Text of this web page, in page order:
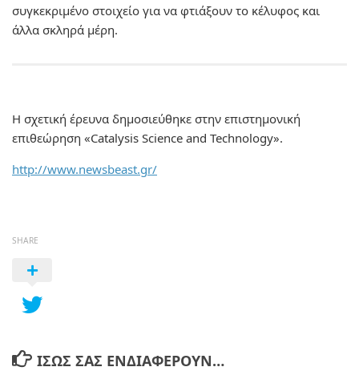
συγκεκριμένο στοιχείο για να φτιάξουν το κέλυφος και
άλλα σκληρά μέρη.
Η σχετική έρευνα δημοσιεύθηκε στην επιστημονική
επιθεώρηση «Catalysis Science and Technology».
http://www.newsbeast.gr/
SHARE
ΊΣΩΣ ΣΑΣ ΕΝΔΙΑΦΈΡΟΥΝ…